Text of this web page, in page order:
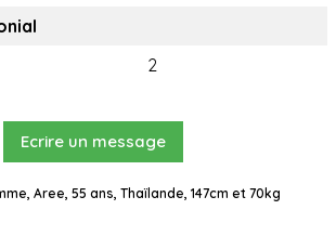
2
Ecrire un message
Aree, 55 ans, Thaïlande, 147cm et 70kg